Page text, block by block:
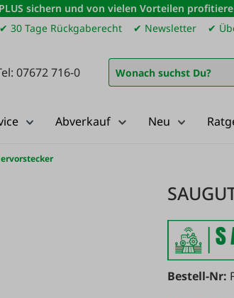
sichern und von vielen Vorteilen
✔ 30 Tage Rückgaberecht ✔ Newsletter ✔
07672 716-0
Abverkauf Neu
Bestell-Nr: